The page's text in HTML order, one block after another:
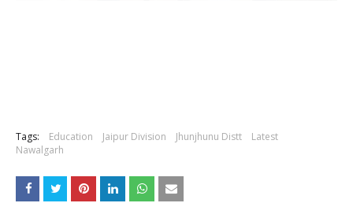
Tags: Education Jaipur Division Jhunjhunu Distt
Latest
Nawalgarh